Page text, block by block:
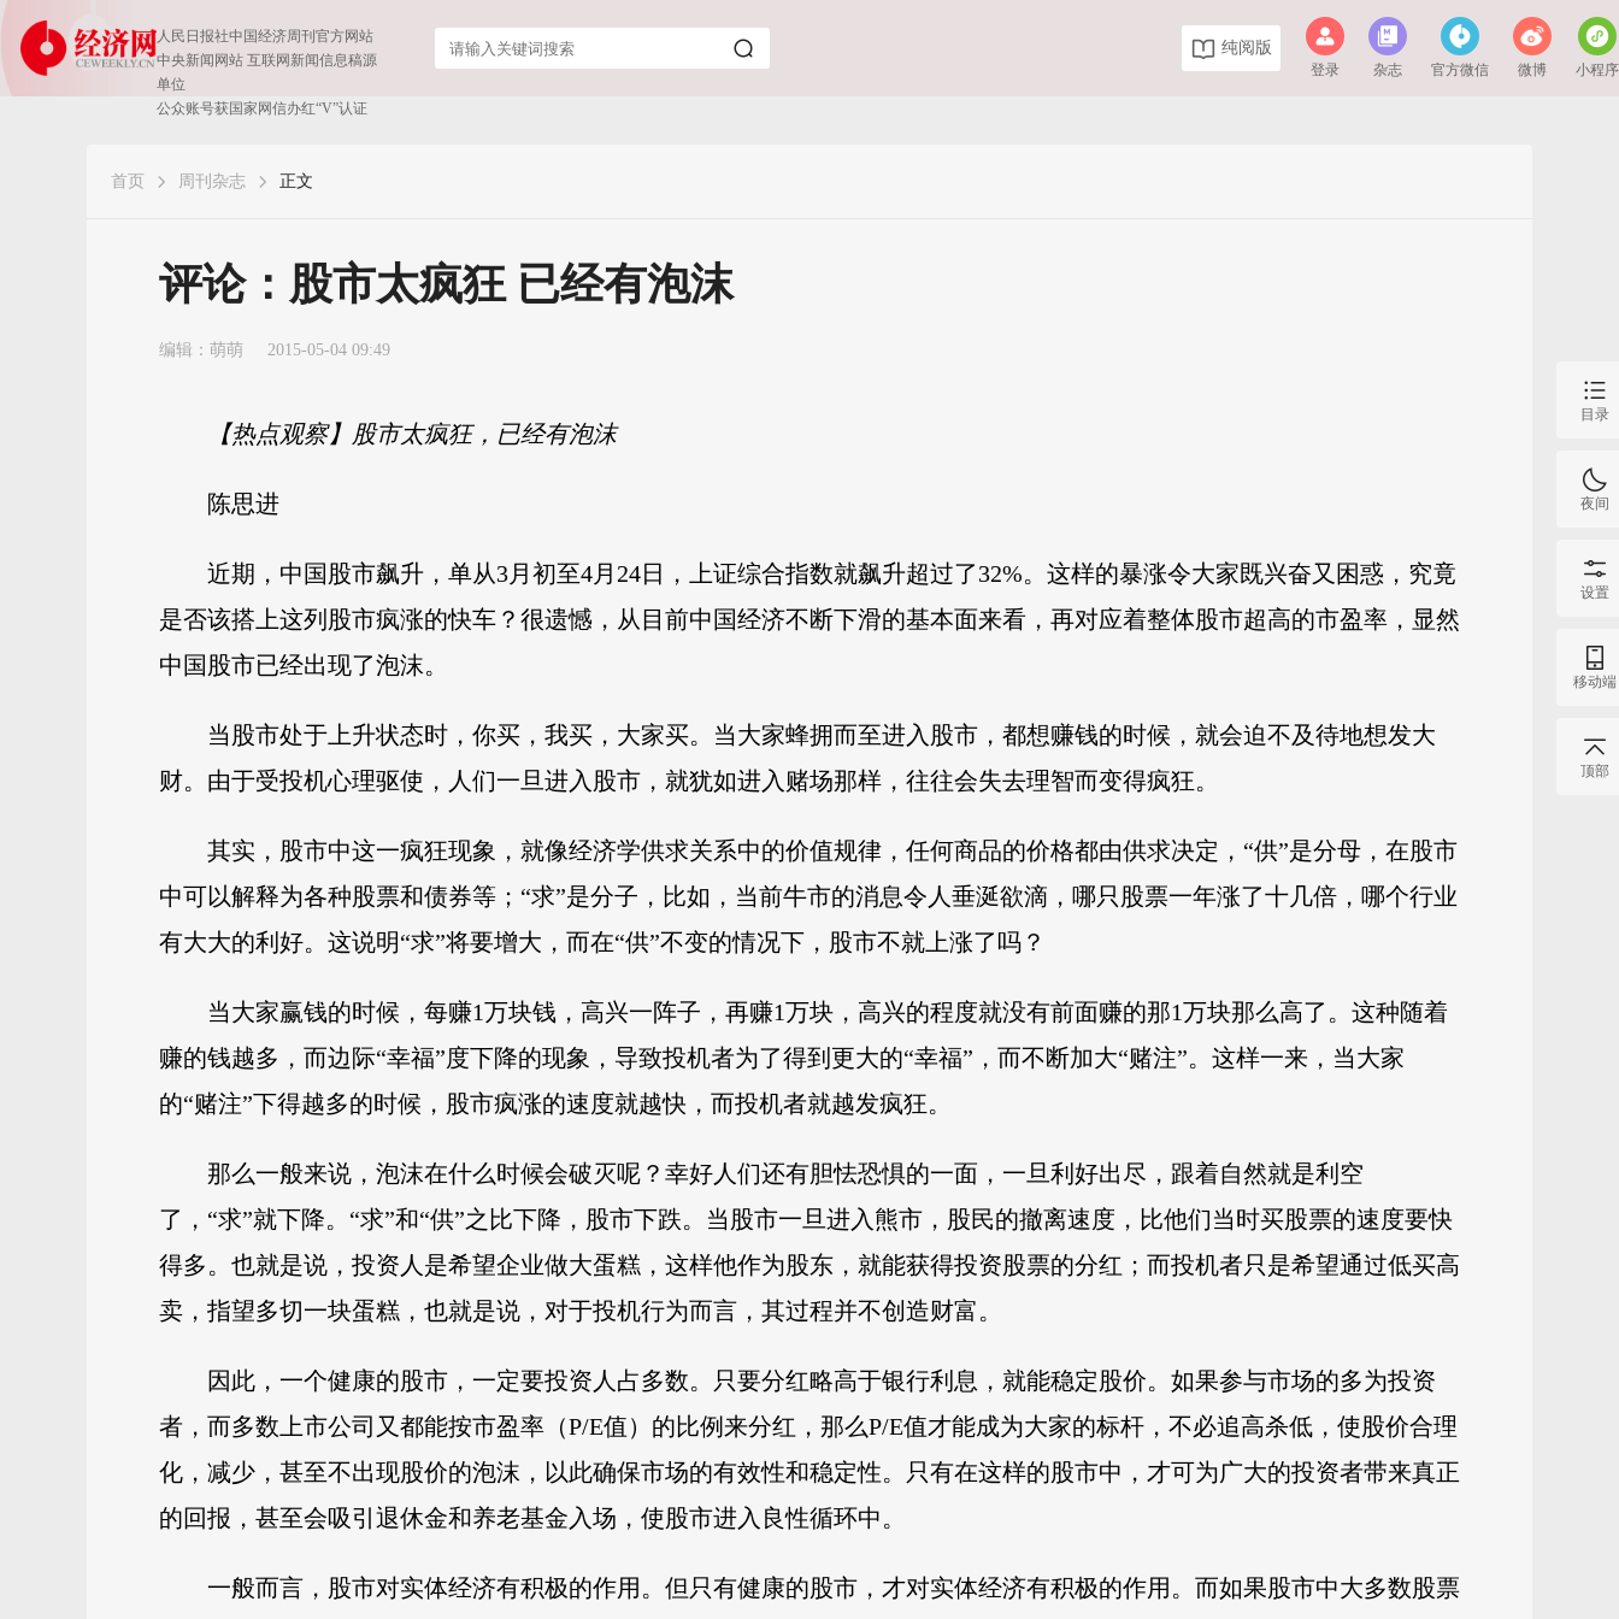
人民日报社中国经济周刊官方网站
中央新闻网站 互联网新闻信息稿源
单位
公众账号获国家网信办红“V”认证
纯阅版
登录 杂志 官方微信 微博 小程序
首页 周刊杂志 正文
评论：股市太疯狂 已经有泡沫
编辑：萌萌 2015-05-04 09:49
【热点观察】股市太疯狂，已经有泡沫
陈思进
近期，中国股市飙升，单从3月初至4月24日，上证综合指数就飙升超过了32%。这样的暴涨令大家既兴奋又困惑，究竟
是否该搭上这列股市疯涨的快车？很遗憾，从目前中国经济不断下滑的基本面来看，再对应着整体股市超高的市盈率，显然
中国股市已经出现了泡沫。
当股市处于上升状态时，你买，我买，大家买。当大家蜂拥而至进入股市，都想赚钱的时候，就会迫不及待地想发大
财。由于受投机心理驱使，人们一旦进入股市，就犹如进入赌场那样，往往会失去理智而变得疯狂。
其实，股市中这一疯狂现象，就像经济学供求关系中的价值规律，任何商品的价格都由供求决定，“供”是分母，在股市
中可以解释为各种股票和债券等；“求”是分子，比如，当前牛市的消息令人垂涎欲滴，哪只股票一年涨了十几倍，哪个行业
有大大的利好。这说明“求”将要增大，而在“供”不变的情况下，股市不就上涨了吗？
当大家赢钱的时候，每赚1万块钱，高兴一阵子，再赚1万块，高兴的程度就没有前面赚的那1万块那么高了。这种随着
赚的钱越多，而边际“幸福”度下降的现象，导致投机者为了得到更大的“幸福”，而不断加大“赌注”。这样一来，当大家
的“赌注”下得越多的时候，股市疯涨的速度就越快，而投机者就越发疯狂。
那么一般来说，泡沫在什么时候会破灭呢？幸好人们还有胆怯恐惧的一面，一旦利好出尽，跟着自然就是利空
了，“求”就下降。“求”和“供”之比下降，股市下跌。当股市一旦进入熊市，股民的撤离速度，比他们当时买股票的速度要快
得多。也就是说，投资人是希望企业做大蛋糕，这样他作为股东，就能获得投资股票的分红；而投机者只是希望通过低买高
卖，指望多切一块蛋糕，也就是说，对于投机行为而言，其过程并不创造财富。
因此，一个健康的股市，一定要投资人占多数。只要分红略高于银行利息，就能稳定股价。如果参与市场的多为投资
者，而多数上市公司又都能按市盈率（P/E值）的比例来分红，那么P/E值才能成为大家的标杆，不必追高杀低，使股价合理
化，减少，甚至不出现股价的泡沫，以此确保市场的有效性和稳定性。只有在这样的股市中，才可为广大的投资者带来真正
的回报，甚至会吸引退休金和养老基金入场，使股市进入良性循环中。
一般而言，股市对实体经济有积极的作用。但只有健康的股市，才对实体经济有积极的作用。而如果股市中大多数股票
目录
夜间
设置
移动端
顶部